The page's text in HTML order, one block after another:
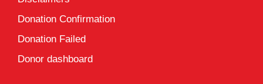
Donation Confirmation
Donation Failed
Donor dashboard